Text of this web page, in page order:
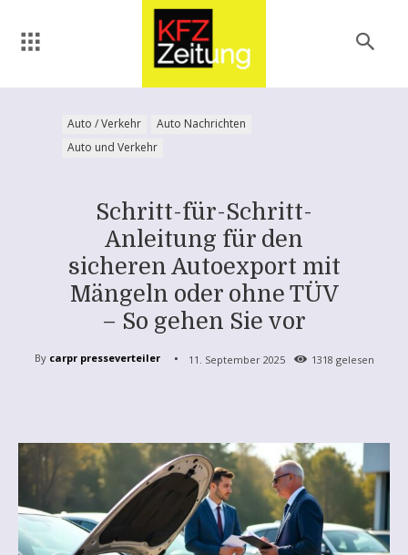
Auto / Verkehr
Auto Nachrichten
Auto und Verkehr
Schritt-für-Schritt-
Anleitung für den
sicheren Autoexport mit
Mängeln oder ohne TÜV
– So gehen Sie vor
By carpr presseverteiler 11. September 2025 1318 gelesen